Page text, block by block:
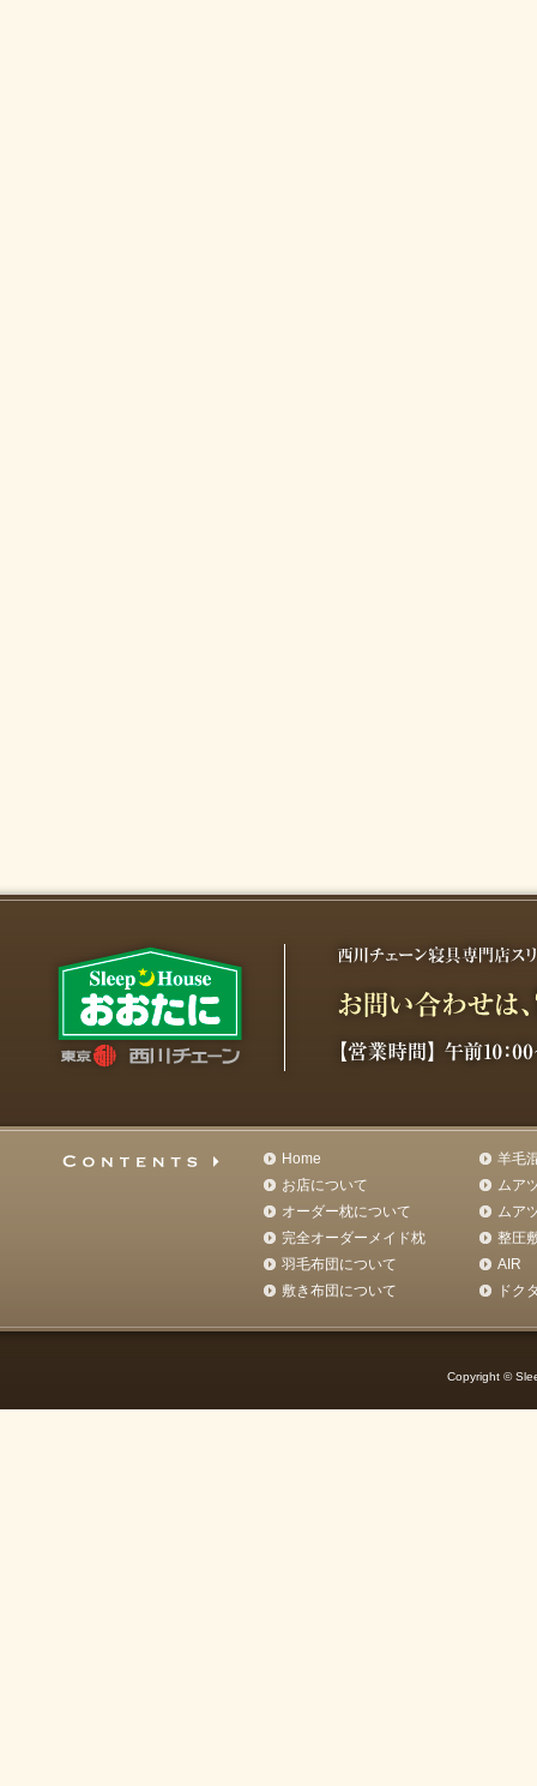
Home
お店について
オーダー枕について
完全オーダーメイド枕
羽毛布団について
敷き布団について
羊毛
ムア
ムア
整圧
AIR
ドク
Copyright ©